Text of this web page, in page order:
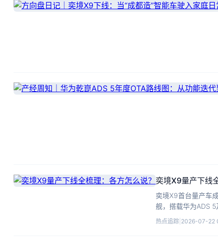
奕境X9量产下线
奕境X9首台量产车
舰，搭载华为ADS
市交付。
热点追踪 2026-07-22